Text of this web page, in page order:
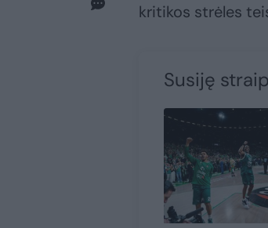
kritikos strėles
Susiję